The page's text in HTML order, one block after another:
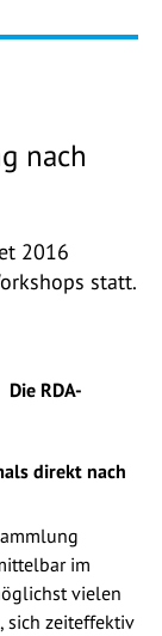
nach
2016
statt.
Die RDA-
direkt nach
im
vielen
sich zeiteffektiv